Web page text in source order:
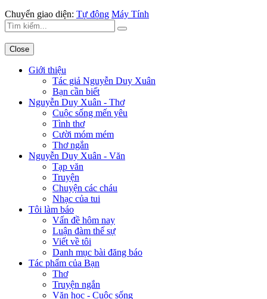
Chuyển giao diện: Tự động Máy Tính
Close
Giới thiệu
Tác giả Nguyễn Duy Xuân
Bạn cần biết
Nguyễn Duy Xuân - Thơ
Cuộc sống mến yêu
Tình thơ
Cười móm mém
Thơ ngắn
Nguyễn Duy Xuân - Văn
Tạp văn
Truyện
Chuyện các cháu
Nhạc của tui
Tôi làm báo
Vấn đề hôm nay
Luận đàm thế sự
Viết về tôi
Danh mục bài đăng báo
Tác phẩm của Bạn
Thơ
Truyện ngắn
Văn học - Cuộc sống